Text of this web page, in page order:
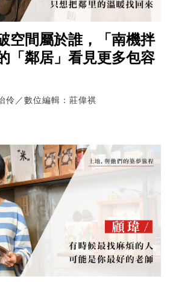
空間屬於誰，「南機拌
「鄰居」看見更多包容
伶／數位編輯：莊偉祺